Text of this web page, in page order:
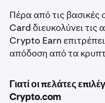
Πέρα από τις
Card διευκολύνει
Crypto Earn
απόδοση από τα
Γιατί οι πελάτες
Crypto.com